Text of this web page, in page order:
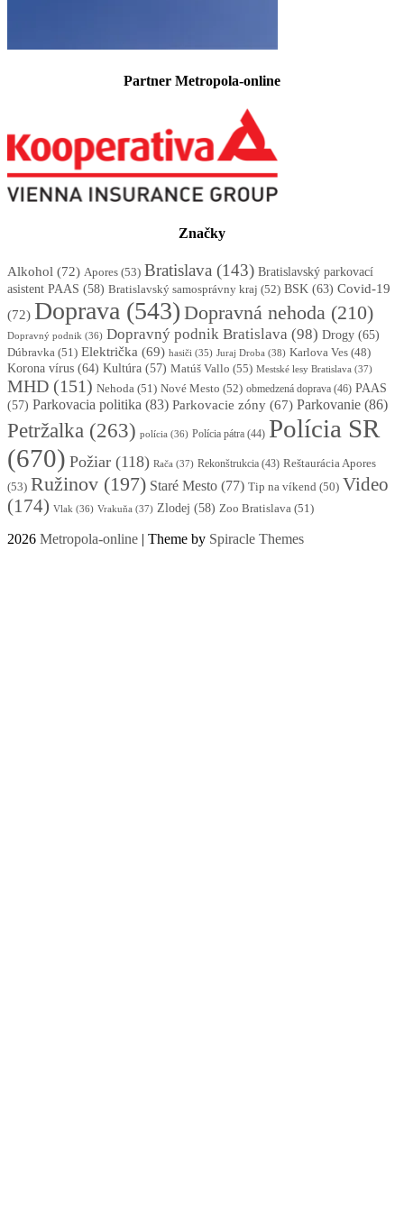
Partner Metropola-online
Značky
Alkohol (72) Apores (53) Bratislava (143) Bratislavský parkovací
asistent PAAS (58) Bratislavský samosprávny kraj (52) BSK (63) Covid-19
(72) Doprava (543) Dopravná nehoda (210)
Dopravný podnik (36) Dopravný podnik Bratislava (98) Drogy (65)
Dúbravka (51) Električka (69) hasiči (35) Juraj Droba (38) Karlova Ves (48)
Korona vírus (64) Kultúra (57) Matúš Vallo (55) Mestské lesy Bratislava (37)
MHD (151) Nehoda (51) Nové Mesto (52) obmedzená doprava (46) PAAS
(57) Parkovacia politika (83) Parkovacie zóny (67) Parkovanie (86)
Petržalka (263) polícia (36) Polícia pátra (44) Polícia SR
(670) Požiar (118) Rača (37) Rekonštrukcia (43) Reštaurácia Apores
(53) Ružinov (197) Staré Mesto (77) Tip na víkend (50) Video
(174) Vlak (36) Vrakuňa (37) Zlodej (58) Zoo Bratislava (51)
2026 Metropola-online | Theme by Spiracle Themes